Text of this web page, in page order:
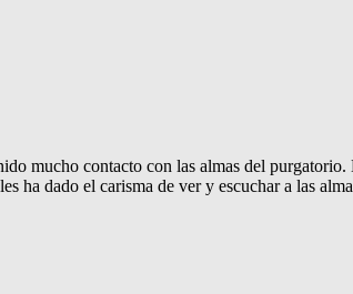
mucho contacto con las almas del
ha dado el carisma de ver y escuchar a las